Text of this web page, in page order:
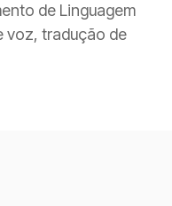
de Linguagem
voz, tradução de